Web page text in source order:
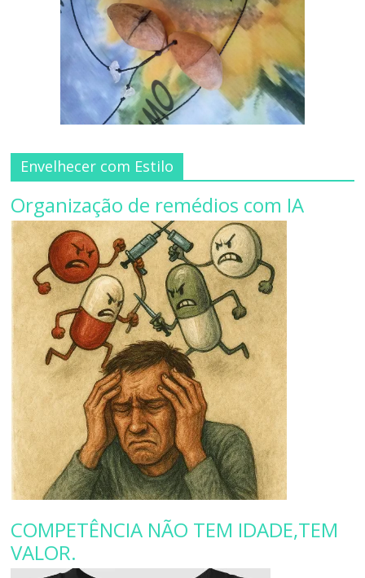
Envelhecer com Estilo
Organização de remédios com IA
COMPETÊNCIA NÃO TEM IDADE,TEM
VALOR.